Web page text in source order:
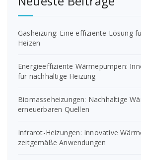
Gasheizung: Eine effiziente Lösung
Heizen
Energieeffiziente Wärmepumpen:
für nachhaltige Heizung
Biomasseheizungen: Nachhaltige
erneuerbaren Quellen
Infrarot-Heizungen: Innovative
zeitgemäße Anwendungen